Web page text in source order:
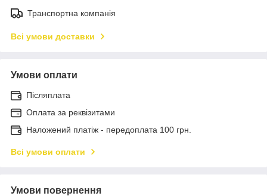
Транспортна компанія
Всі умови доставки
Умови оплати
Післяплата
Оплата за реквізитами
Наложений платіж - передоплата 100 грн.
Всі умови оплати
Умови повернення